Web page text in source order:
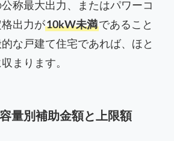
称最大出力、またはパワーコ
出力が10kW未満であること
な戸建て住宅であれば、ほと
まります。
量別補助金額と上限額